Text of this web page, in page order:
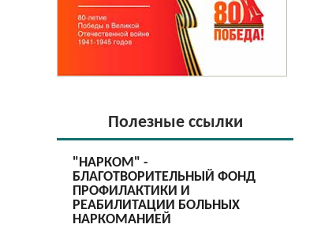
Полезные ссылки
"НАРКОМ" -
БЛАГОТВОРИТЕЛЬНЫЙ ФОНД
ПРОФИЛАКТИКИ И
РЕАБИЛИТАЦИИ БОЛЬНЫХ
НАРКОМАНИЕЙ